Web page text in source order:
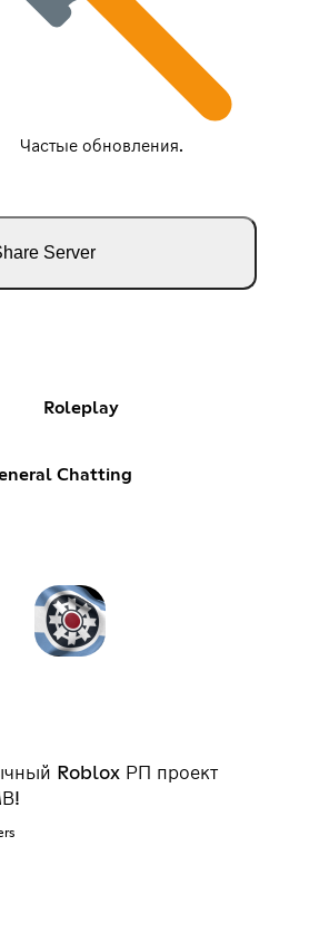
Частые обновления.
Server
Roleplay
Chatting
Roblox РП проект